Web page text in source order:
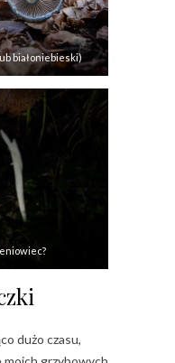
białoniebieski)
dużo czasu,